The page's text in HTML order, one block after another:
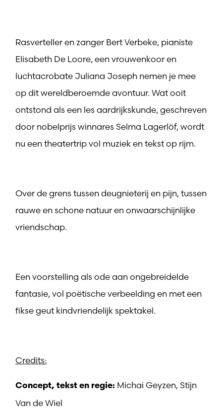
Rasverteller en zanger Bert Verbeke, pianiste
Elisabeth De Loore, een vrouwenkoor en
luchtacrobate Juliana Joseph nemen je mee
op dit wereldberoemde avontuur. Wat ooit
ontstond als een les aardrijkskunde, geschreven
door nobelprijs winnares Selma Lagerlöf, wordt
nu een theatertrip vol muziek en tekst op rijm.
Over de grens tussen deugnieterij en pijn, tussen
rauwe en schone natuur en onwaarschijnlijke
vriendschap.
Een voorstelling als ode aan ongebreidelde
fantasie, vol poëtische verbeelding en met een
fikse geut kindvriendelijk spektakel.
Credits:
Concept, tekst en regie: Michai Geyzen, Stijn
Van de Wiel